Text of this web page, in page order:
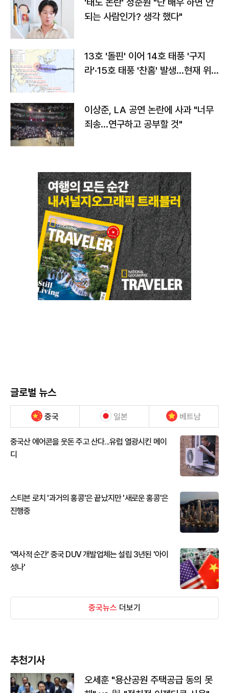
되는 사람인가? 생각 했다"
13호 '돌핀' 이어 14호 태풍 '구지
라'·15호 태풍 '찬홈' 발생…현재 위
이상준, LA 공연 논란에 사과 "너무
죄송…연구하고 공부할 것"
글로벌 뉴스
중국 일본 베트남
중국산 에어콘을 웃돈 주고 산다...유럽 열광시킨 메이
디
스티븐 로치 '과거의 홍콩'은 끝났지만 '새로운 홍콩'은
진행중
'역사적 순간' 중국 DUV 개발업체는 설립 3년된 '아이
성나'
중국뉴스 더보기
추천기사
오세훈 "용산공원 주택공급 동의 못